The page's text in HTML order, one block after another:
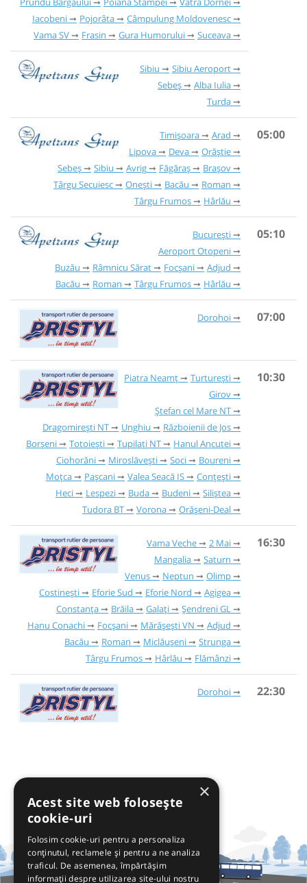
Iacobeni
Pojorâta
Câmpulung Moldovenesc
Vama SV
Frasin Gura Humorului Suceava
Sibiu
Sibiu Aeroport
Sebeș
Alba Iulia
Turda
Timișoara
Arad
Lipova
Deva
Orăștie
Sebeș
Sibiu Avrig Făgăraș
Brașov
Târgu Secuiesc
Onești Bacău
Roman
Târgu Frumos
Hârlău
05:00
București
Aeroport Otopeni
Buzău
Râmnicu Sărat Focșani
Adjud
Bacău
Roman Târgu Frumos Hârlău
05:10
Dorohoi 07:00
Piatra Neamț
Turturești
Girov
Ștefan cel Mare NT
Dragomirești NT
Unghiu
Războienii de Jos
Borșeni
Totoiești Tupilați NT
Hanul Ancutei
Ciohorăni
Miroslăvești Soci
Boureni
Moțca
Pașcani Valea Seacă IS
Conțești
Heci
Lespezi Buda Budeni
Siliștea
Tudora BT
Vorona Orășeni-Deal
10:30
Vama Veche
2 Mai
Mangalia
Saturn
Venus
Neptun
Olimp
Costinești
Eforie Sud Eforie Nord
Agigea
Constanța
Brăila Galați
Șendreni GL
Hanu Conachi
Focșani Mărășești VN
Adjud
Bacău
Roman Miclăușeni
Strunga
Târgu Frumos
Hârlău Flămânzi
16:30
Dorohoi 22:30
×
Acest site web folosește
cookie-uri
Folosim cookie-uri pentru a personaliza
conținutul, reclamele și pentru a ne analiza
traficul. De asemenea, împărtășim
informații despre utilizarea site-ului nostru